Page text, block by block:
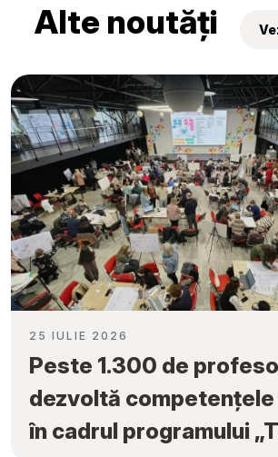
Alte noutăți
25 IULIE 2026
Peste 1.300 de
dezvoltă
în cadrul programului